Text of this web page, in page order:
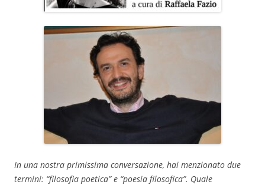
In una nostra primissima conversazione, hai menzionato due
termini: “filosofia poetica” e “poesia filosofica”. Quale